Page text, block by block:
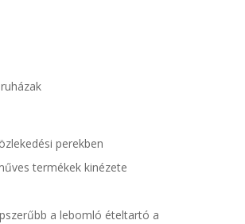
perekben
termékek kinézete
a lebomló ételtartó a